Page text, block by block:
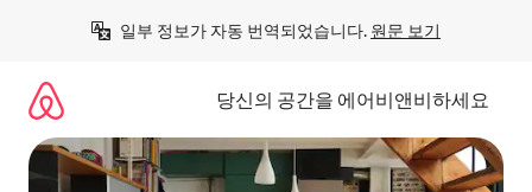
일부 정보가 자동 번역되었습니다. 원문 보기
당신의 공간을 에어비앤비하세요